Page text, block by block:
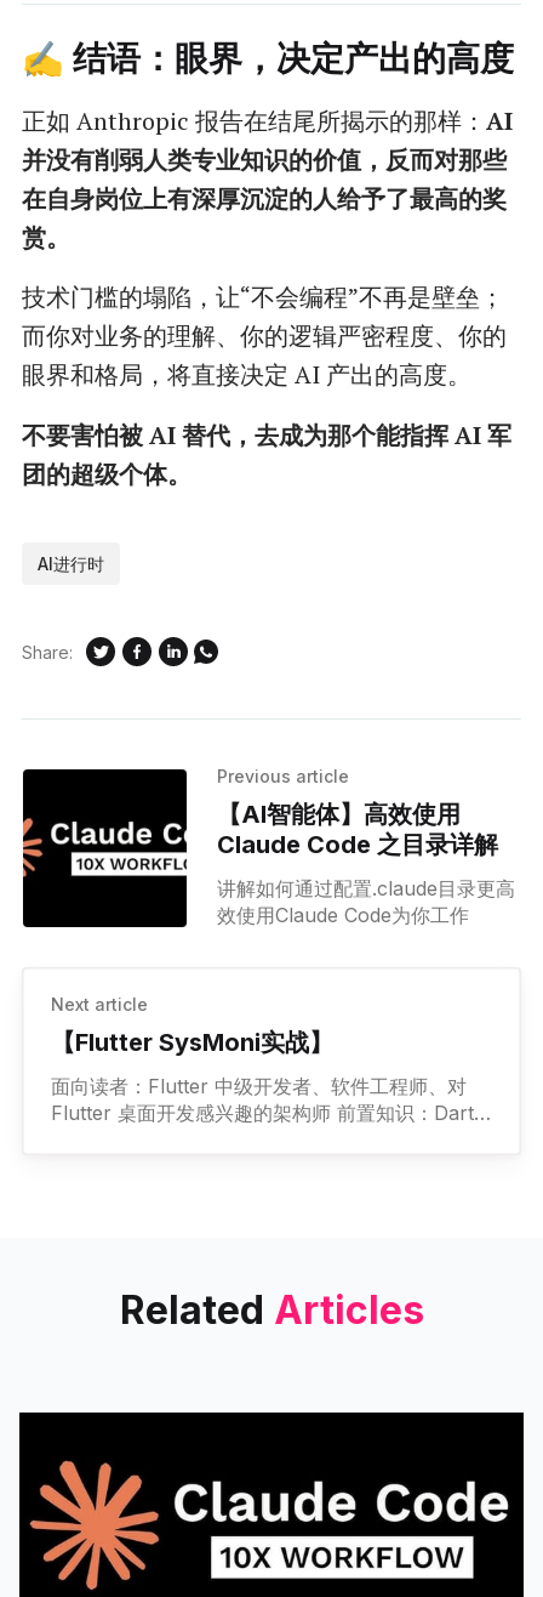
✍️ 结语：眼界，决定产出的高度
正如 Anthropic 报告在结尾所揭示的那样： AI
并没有削弱人类专业知识的价值，反而对那些
在自身岗位上有深厚沉淀的人给予了最高的奖
赏。
技术门槛的塌陷，让“不会编程”不再是壁垒；
而你对业务的理解、你的逻辑严密程度、你的
眼界和格局，将直接决定 AI 产出的高度。
不要害怕被 AI 替代，去成为那个能指挥 AI 军
团的超级个体。
AI进行时
Share:
Previous article
【AI智能体】高效使用
Claude Code 之目录详解
讲解如何通过配置.claude目录更高
效使用Claude Code为你工作
Next article
【Flutter SysMoni实战】
面向读者：Flutter 中级开发者、软件工程师、对
Flutter 桌面开发感兴趣的架构师 前置知识：Dart
Related Articles